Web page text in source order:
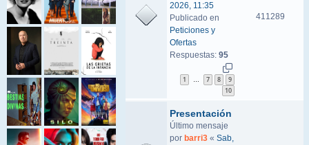
2026, 11:35
Publicado en
Peticiones y
Ofertas
Respuestas: 95
1 7 8
9
10
411289
Presentación
Último mensaje
por barri3 « Sab,